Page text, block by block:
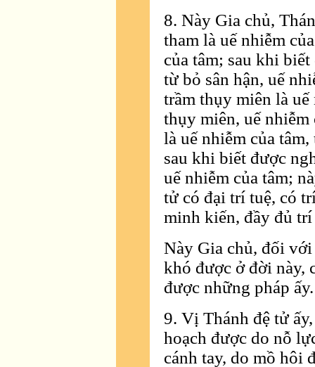
8. Này Gia chủ,
tham là uế nhiễm
của tâm; sau khi
từ bỏ sân hận, uế
trầm thụy miên là
thụy miên, uế
là uế nhiễm của
sau khi biết được
uế nhiễm của tâm;
tử có đại trí tuệ, có
minh kiến, đầy đủ
Này Gia chủ, đối
khó được ở đời này,
được những pháp ấy.
9. Vị Thánh đệ tử
hoạch được do nỗ
cánh tay, do mồ hôi